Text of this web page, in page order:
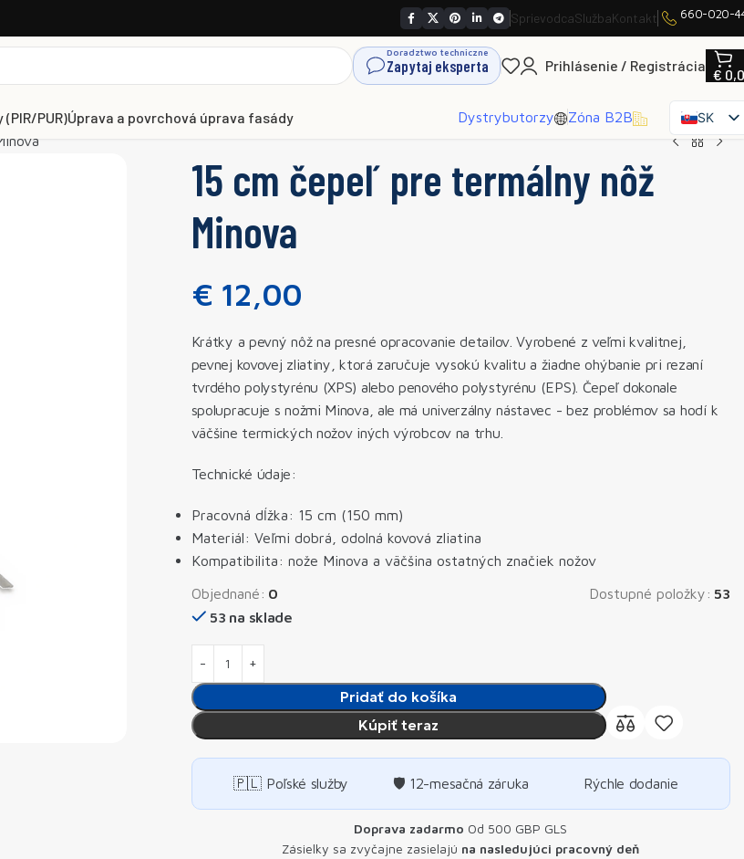
SprievodcaSlužbaKontakt 660-020-
Doradztwo techniczne
Zapytaj eksperta Prihlásenie / Registrácia
€
PUR)Úprava a povrchová úprava fasády Dystrybutorzy Zóna B2B
SK
PL
DE
15 cm čepeľ pre termálny nôž
Minova
€ 12,00
Krátky a pevný nôž na presné opracovanie detailov. Vyrobené z veľmi kvalitnej,
pevnej kovovej zliatiny, ktorá zaručuje vysokú kvalitu a žiadne ohýbanie pri rezaní
tvrdého polystyrénu (XPS) alebo penového polystyrénu (EPS). Čepeľ dokonale
spolupracuje s nožmi Minova, ale má univerzálny nástavec - bez problémov sa hodí k
väčšine termických nožov iných výrobcov na trhu.
Technické údaje:
Pracovná dĺžka: 15 cm (150 mm)
Materiál: Veľmi dobrá, odolná kovová zliatina
Kompatibilita: nože Minova a väčšina ostatných značiek nožov
Objednané: 0 Dostupné položky: 53
53 na sklade
Pridať do košíka
Kúpiť teraz
🇵🇱 Poľské služby 🛡️ 12-mesačná záruka Rýchle dodanie
Doprava zadarmo Od 500 GBP GLS
Zásielky sa zvyčajne zasielajú na nasledujúci pracovný deň